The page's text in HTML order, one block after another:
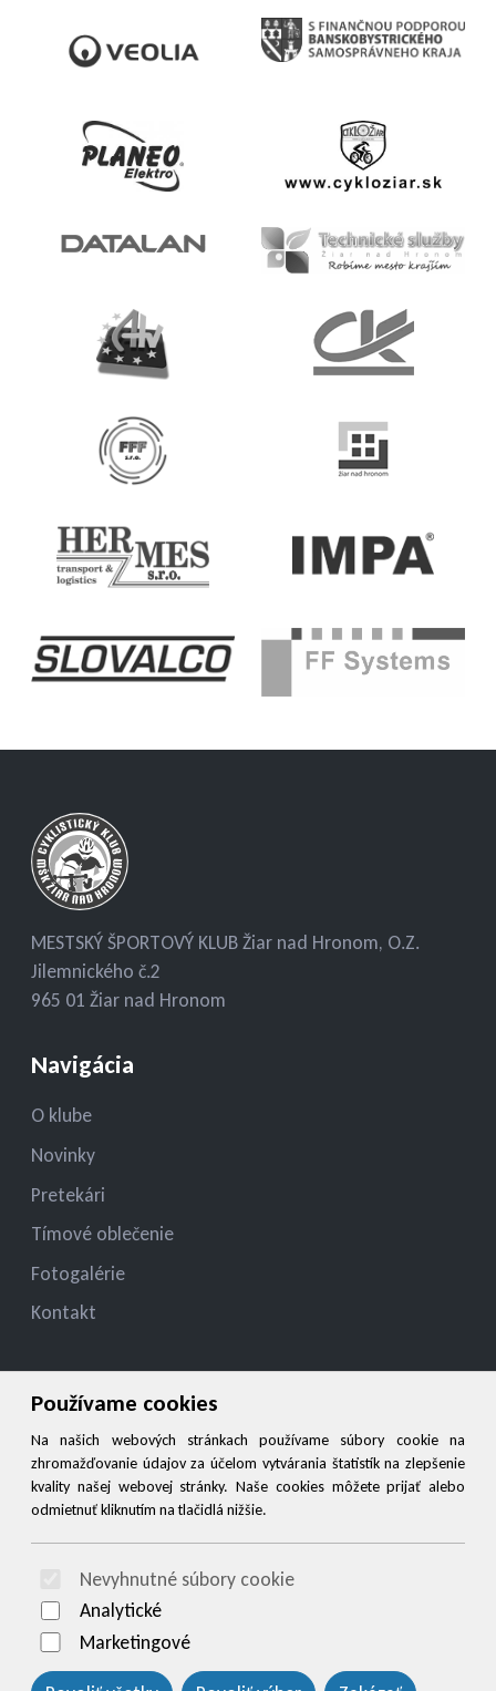
Používame cookies
Na našich webových stránkach používame súbory cookie na
zhromažďovanie údajov za účelom vytvárania štatistík na zlepšenie
kvality našej webovej stránky. Naše cookies môžete prijať alebo
odmietnuť kliknutím na tlačidlá nižšie.
Nevyhnutné súbory cookie
Analytické
Marketingové
MESTSKÝ ŠPORTOVÝ KLUB Žiar nad Hronom, O.Z.
Jilemnického č.2
965 01 Žiar nad Hronom
Navigácia
O klube
Novinky
Pretekári
Tímové oblečenie
Fotogalérie
Kontakt
Kontakt
jelza.jozef@gmail.com
+421 944 545 900
Social
© 2026 Arrabella s.r.o., mayabella s.r.o., Všetky práva vyhradené.